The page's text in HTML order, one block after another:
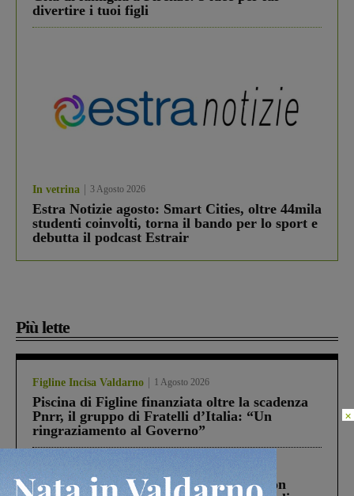
divertire i tuoi figli
In vetrina 3 Agosto 2026
Estra Notizie agosto: Smart Cities, oltre 44mila
studenti coinvolti, torna il bando per lo sport e
debutta il podcast Estrair
Più lette
Figline Incisa Valdarno 1 Agosto 2026
Piscina di Figline finanziata oltre la scadenza
Pnrr, il gruppo di Fratelli d’Italia: “Un
ringraziamento al Governo”
Scomparso da una struttura di Castiglion
×